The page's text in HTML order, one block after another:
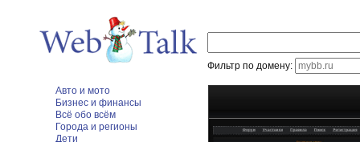
Фильтр по домену:
Авто и мото
Бизнес и финансы
Всё обо всём
Города и регионы
Дети